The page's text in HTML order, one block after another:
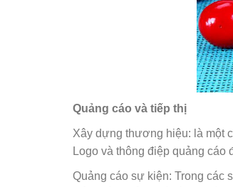
Quảng cáo và tiếp thị
Xây dựng thương hiệu: là một
Logo và thông điệp quảng
Quảng cáo sự kiện: Trong các